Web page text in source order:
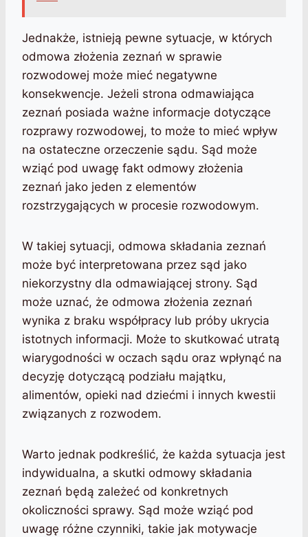
Jednakże, istnieją pewne sytuacje, w których
odmowa złożenia zeznań w sprawie
rozwodowej może mieć negatywne
konsekwencje. Jeżeli strona odmawiająca
zeznań posiada ważne informacje dotyczące
rozprawy rozwodowej, to może to mieć wpływ
na ostateczne orzeczenie sądu. Sąd może
wziąć pod uwagę fakt odmowy złożenia
zeznań jako jeden z elementów
rozstrzygających w procesie rozwodowym.
W takiej sytuacji, odmowa składania zeznań
może być interpretowana przez sąd jako
niekorzystny dla odmawiającej strony. Sąd
może uznać, że odmowa złożenia zeznań
wynika z braku współpracy lub próby ukrycia
istotnych informacji. Może to skutkować utratą
wiarygodności w oczach sądu oraz wpłynąć na
decyzję dotyczącą podziału majątku,
alimentów, opieki nad dziećmi i innych kwestii
związanych z rozwodem.
Warto jednak podkreślić, że każda sytuacja jest
indywidualna, a skutki odmowy składania
zeznań będą zależeć od konkretnych
okoliczności sprawy. Sąd może wziąć pod
uwagę różne czynniki, takie jak motywacje